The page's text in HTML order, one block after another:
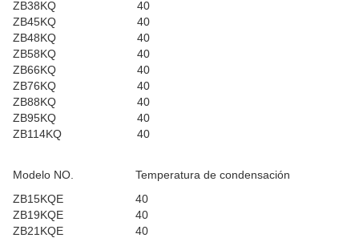
ZB38KQ
40
ZB45KQ
40
ZB48KQ
40
ZB58KQ
40
ZB66KQ
40
ZB76KQ
40
ZB88KQ
40
ZB95KQ
40
ZB114KQ
40
Modelo NO.
Temperatura de condensación
ZB15KQE
40
ZB19KQE
40
ZB21KQE
40